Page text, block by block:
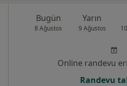
Bugün
8 Ağustos
Yarın
9 Ağustos
Online randevu
Randevu